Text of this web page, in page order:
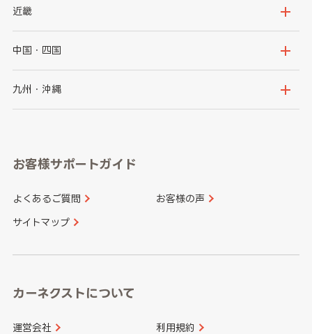
秋田県
群馬県
千葉県
神奈川県
新潟県
石川県
山梨県
愛知県
近畿
大阪府
京都府
和歌山県
中国・四国
鳥取県
山口県
香川県 愛媛県
九州・沖縄
長崎県
大分県 宮崎県
お客様サポートガイド
よくあるご質問 お客様の声
サイトマップ
カーネクストについて
運営会社 利用規約